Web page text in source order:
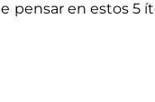
pensar en estos 5